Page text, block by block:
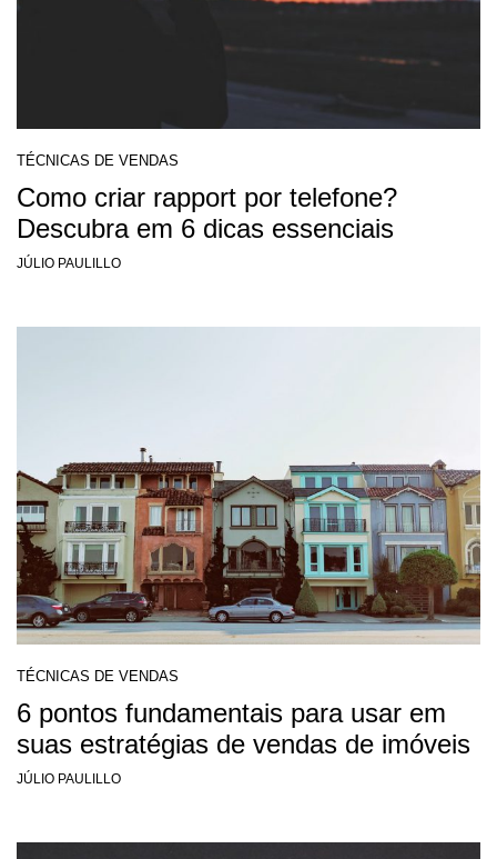
TÉCNICAS DE VENDAS
Como criar rapport por telefone?
Descubra em 6 dicas essenciais
JÚLIO PAULILLO
TÉCNICAS DE VENDAS
6 pontos fundamentais para usar em
suas estratégias de vendas de imóveis
JÚLIO PAULILLO